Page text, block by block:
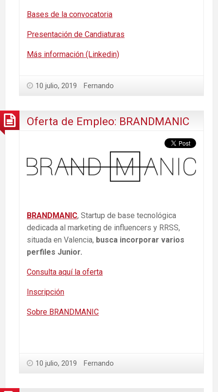
Bases de la convocatoria
Presentación de Candiaturas
Más información (Linkedin)
10 julio, 2019 Fernando
Oferta de Empleo: BRANDMANIC
BRANDMANIC, Startup de base tecnológica
dedicada al marketing de influencers y RRSS,
situada en Valencia, busca incorporar varios
perfiles Junior.
Consulta aquí la oferta
Inscripción
Sobre BRANDMANIC
10 julio, 2019 Fernando